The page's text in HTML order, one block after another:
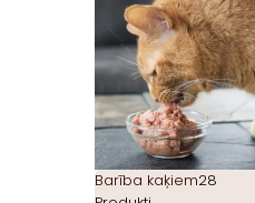
Barība kaķiem28